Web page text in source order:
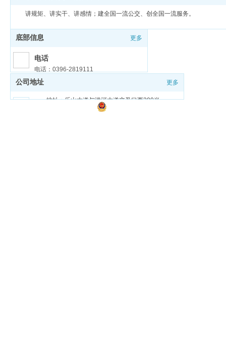
讲规矩、讲实干、讲感情；建全国一流公交、创全国一流服务。
底部信息 更多
电话
电话：0396-2819111
邮箱
邮箱：zmdgongjiao@sina.com
公司地址 更多
地址：乐山大道与洪河大道交叉口西200米